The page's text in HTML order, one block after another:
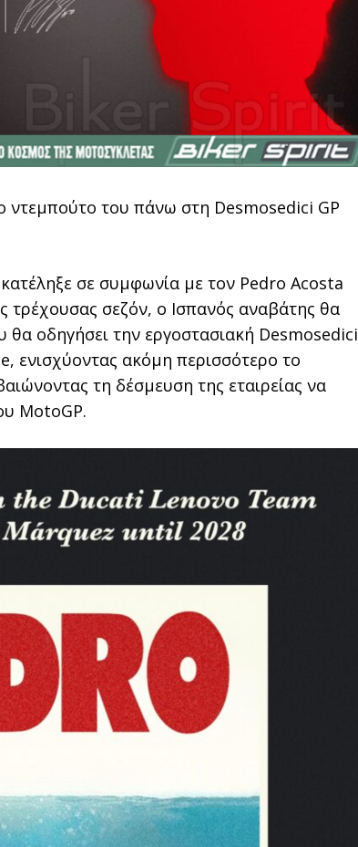
ντεμπούτο του πάνω στη Desmosedici GP
σε συμφωνία με τον Pedro Acosta
τρέχουσας σεζόν, ο Ισπανός αναβάτης θα
οδηγήσει την εργοστασιακή Desmosedici
ενισχύοντας ακόμη περισσότερο το
τη δέσμευση της εταιρείας να
MotoGP.